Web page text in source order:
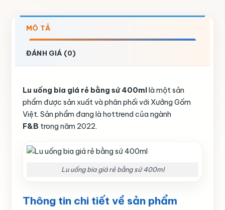
MÔ TẢ
ĐÁNH GIÁ (0)
Lu uống bia giá rẻ bằng sứ 400mllà một sản
phẩm được sản xuất và phân phối với Xưởng Gốm
Việt. Sản phẩm đang là hottrend của ngành
F&B trong năm 2022.
Lu uống bia giá rẻ bằng sứ 400ml
Thông tin chi tiết về sản phẩm